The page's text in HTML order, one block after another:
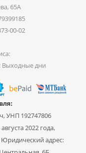
65А
00-02
Выходные дни
УНП 192747806
2022 года,
адрес: